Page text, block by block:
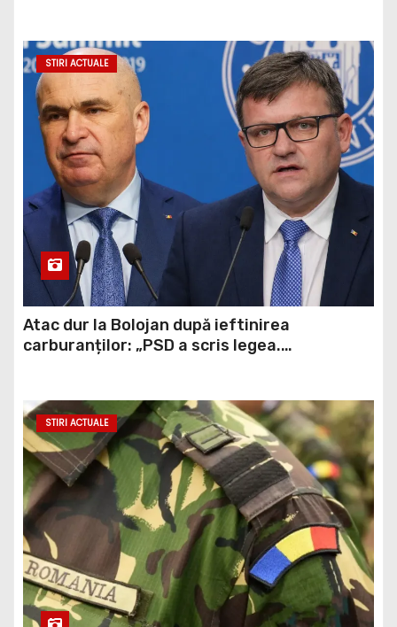
STIRI ACTUALE
Atac dur la Bolojan după ieftinirea
carburanților: „PSD a scris legea.
Dumneavoastră ați scris discursul de după”
STIRI ACTUALE